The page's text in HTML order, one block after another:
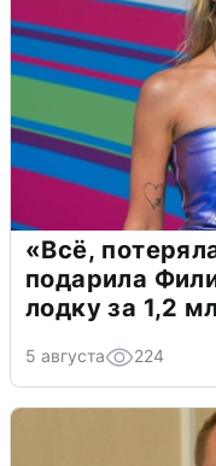
«Всё,
подарила
лодку за 1,2
5 августа 224